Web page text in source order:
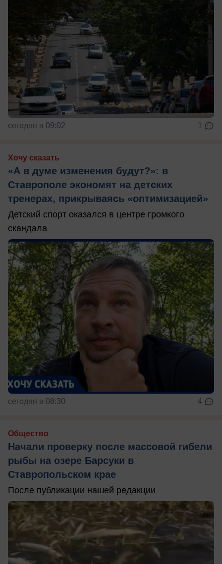
сегодня в 09:02 1
Хочу сказать
«А в думе изменения будут?»: в
Ставрополе экономят на детских
тренерах, прикрываясь «оптимизацией»
Детский спорт оказался в центре громкого
скандала
сегодня в 08:30 4
Общество
Начали проверку после массовой гибели
рыбы на озере Барсуки в
Ставропольском крае
После публикации нашей редакции